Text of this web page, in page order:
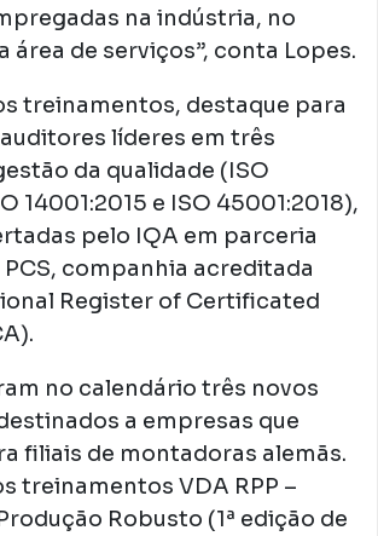
na indústria, no
área de serviços”, conta Lopes.
treinamentos, destaque para
líderes em três
da qualidade (ISO
14001:2015 e ISO 45001:2018),
pelo IQA em parceria
companhia acreditada
Register of Certificated
no calendário três novos
a empresas que
filiais de montadoras alemãs.
treinamentos VDA RPP –
Robusto (1ª edição de